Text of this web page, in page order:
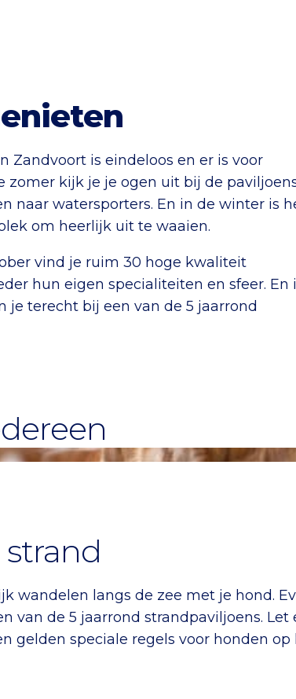
Zandvoort is eindeloos en er is voor
zomer kijk je je ogen uit bij de
naar watersporters. En in de winter is
om heerlijk uit te waaien.
vind je ruim 30 hoge kwaliteit
hun eigen specialiteiten en sfeer. En
terecht bij een van de 5 jaarrond
wandelen langs de zee met je hond.
van de 5 jaarrond strandpaviljoens.
gelden speciale regels voor honden op